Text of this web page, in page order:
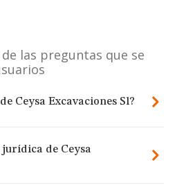
las preguntas que se
Ceysa Excavaciones Sl?
de Ceysa